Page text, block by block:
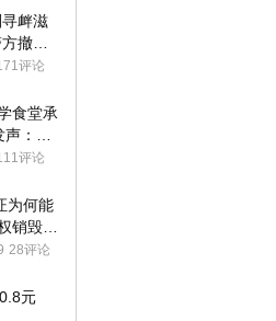
衅滋
撤
评论
食堂承
：初
后将不
评论
为何能
销毁胚
28评论
元